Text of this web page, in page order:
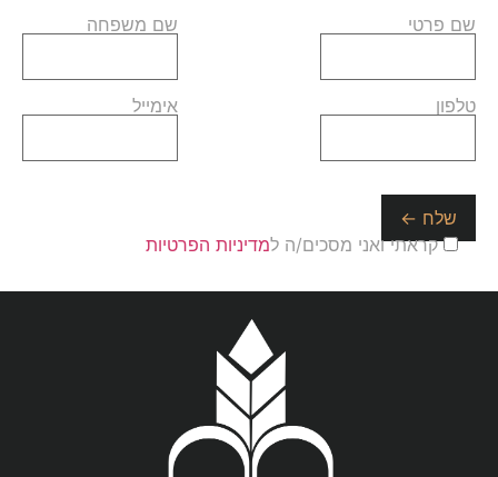
שם פרטי שם משפחה
טלפון אימייל
קראתי ואני מסכים/ה למדיניות הפרטיות